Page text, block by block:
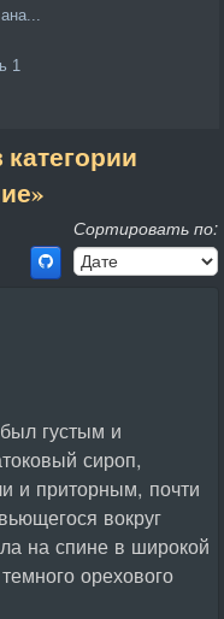
1
Сортировать по:
густым и
сироп,
и приторным, почти
вокруг
на спине в широкой
орехового